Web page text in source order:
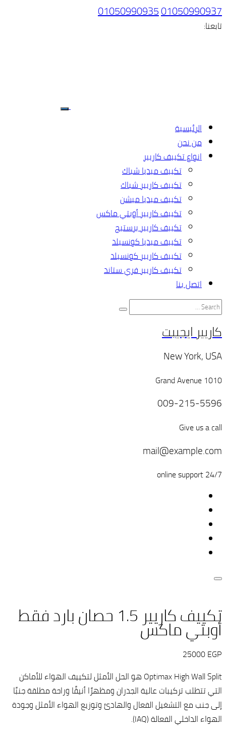
01050990937
01050990935
تابعنا:
الرئيسية
من نحن
انواع تكييف كاريير
تكييف ميديا شباك
تكييف كاريير شباك
تكييف ميديا ميشن
تكييف كاريير أوبتي ماكس
تكييف كاريير برستيج
تكييف ميديا كونسيلد
تكييف كاريير كونسيلد
تكييف كاريير فري ستاند
اتصل بنا
كاريير ايجيبت
New York, USA
1010 Grand Avenue
009-215-5596
Give us a call
mail@example.com
24/7 online support
تكييف كاريير 1.5 حصان بارد فقط أوبتي ماكس
25000EGP
Optimax High Wall Split هو الحل الأمثل لتكييف الهواء للأماكن
التي تتطلب تركيبات عالية الجدران ومظهرًا أنيقًا وراحة مطلقة جنبًا
إلى جنب مع التشغيل الفعال والهادئ وتوزيع الهواء الأمثل وجودة
الهواء الداخلي الفعالة (IAQ).